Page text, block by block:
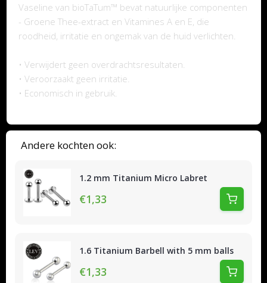
Andere kochten ook:
1.2 mm Titanium Micro Labret
€1,33
1.6 Titanium Barbell with 5 mm balls
€1,33
Vaseline van bioTaTum™ bevat natuurlijke componenten
- Groene Thee-extract en Vitamines A en E, die
roodheid, irritatie en ongemak van de huid verlichten.
• Verwijdert geen overdrachtsresultaten.
• Veroorzaakt geen irritatie.
• Economisch in gebruik.